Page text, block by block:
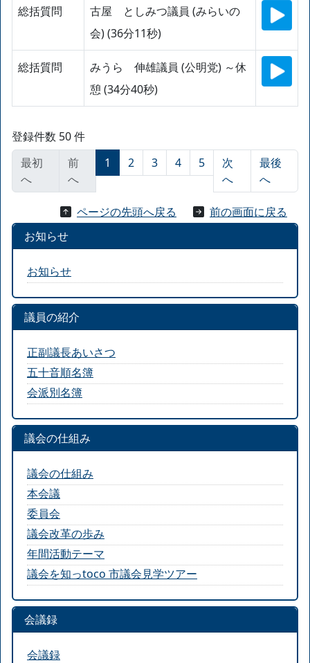
総括質問
古屋 としみつ議員 (みらいの
会) (36分11秒)
総括質問
みうら 伸雄議員 (公明党) ～休
憩 (34分40秒)
登録件数 50 件
最初
へ
前
へ
1 2 3 4 5
次
へ
最後
へ
ページの先頭へ戻る
前の画面に戻る
お知らせ
お知らせ
議員の紹介
正副議長あいさつ
五十音順名簿
会派別名簿
議会の仕組み
議会の仕組み
本会議
委員会
議会改革の歩み
年間活動テーマ
議会を知っtoco 市議会見学ツアー
会議録
会議録